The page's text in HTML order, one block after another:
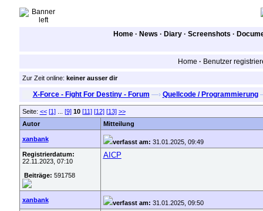
Home · News · Diary · Screenshots ·
Home · Benutzer
Zur Zeit online: keiner ausser dir
X-Force - Fight For Destiny - Forum —› Quellcode / Programmierung
Seite: << [1]... [9] 10 [11] [12] [13] >>
Autor
Mitteilung
xanbank verfasst am: 31.01.2025, 09:49
Registrierdatum:
22.11.2023, 07:10
Beiträge: 591758
AICP
xanbank verfasst am: 31.01.2025, 09:50